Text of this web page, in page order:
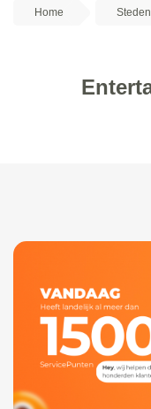
Home Steden